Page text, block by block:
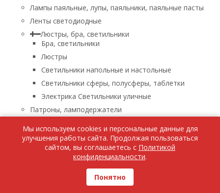
Лампы паяльные, лупы, паяльники, паяльные пасты
Ленты светодиодные
Люстры, бра, светильники
Бра, светильники
Люстры
Светильники напольные и настольные
Светильники сферы, полусферы, таблетки
Электрика Светильники уличные
Патроны, ламподержатели
Промышленные устройства защиты и коммутации
Прочее оборудование на DIN рейку
Распаечные коробки
Мы используем cookies и персональные данные для
улучшения работы сайта. Продолжая пользоваться
сайтом, вы соглашаетесь с Политикой
конфиденциальности.
Понятно